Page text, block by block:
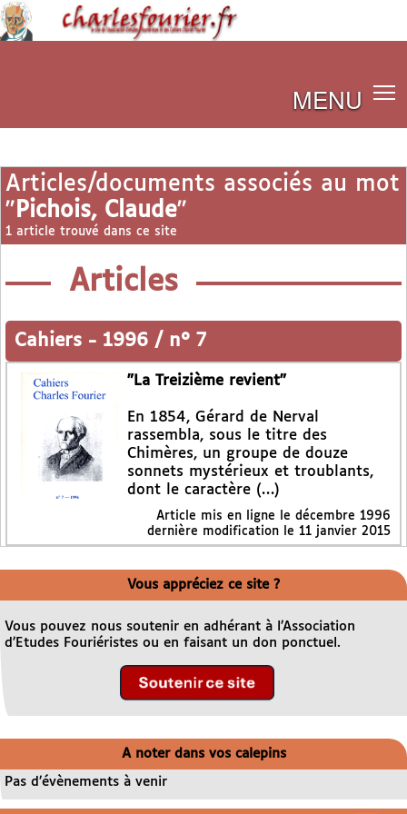
MENU
Articles/documents associés au mot
" Pichois, Claude"
1 article trouvé dans ce site
Articles
Cahiers - 1996 / n° 7
"La Treizième revient"
En 1854, Gérard de Nerval
rassembla, sous le titre des
Chimères, un groupe de douze
sonnets mystérieux et troublants,
dont le caractère (…)
Article mis en ligne le décembre 1996
dernière modification le 11 janvier 2015
Vous appréciez ce site ?
Vous pouvez nous soutenir en adhérant à l’Association
d’Etudes Fouriéristes ou en faisant un don ponctuel.
A noter dans vos calepins
Pas d’évènements à venir